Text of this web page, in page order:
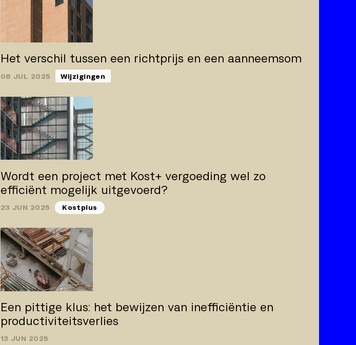
Het verschil tussen een richtprijs en een aanneemsom
08 JUL 2025 Wijzigingen
Wordt een project met Kost+ vergoeding wel zo
efficiënt mogelijk uitgevoerd?
23 JUN 2025 Kostplus
Een pittige klus: het bewijzen van inefficiëntie en
productiviteitsverlies
13 JUN 2025